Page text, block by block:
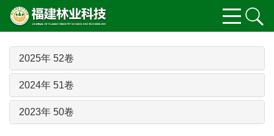
2025年 52卷
2024年 51卷
2023年 50卷